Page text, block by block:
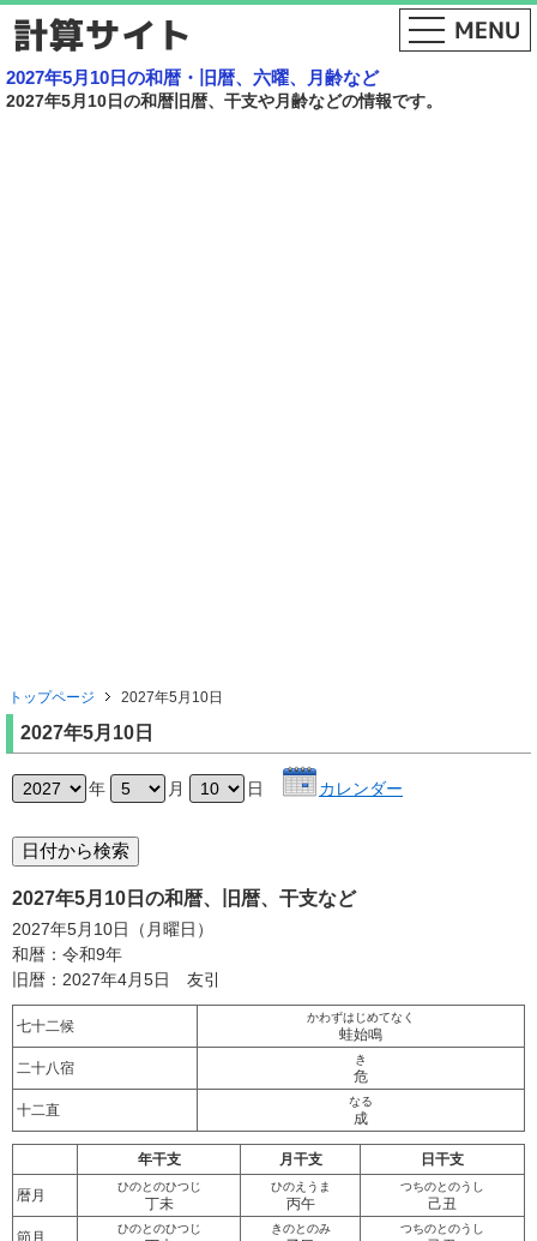
2027年5月10日の和暦・旧暦、六曜、月齢など
2027年5月10日の和暦旧暦、干支や月齢などの情報です。
トップページ 2027年5月10日
2027年5月10日
年 月 日 カレンダー
2027年5月10日の和暦、旧暦、干支など
2027年5月10日（月曜日）
和暦：令和9年
旧暦：2027年4月5日 友引
七十二候
かわずはじめてなく
蛙始鳴
二十八宿
き
危
十二直
なる
成
年干支 月干支 日干支
暦月
ひのとのひつじ
丁未
ひのえうま
丙午
つちのとのうし
己丑
節月
ひのとのひつじ きのとのみ つちのとのうし